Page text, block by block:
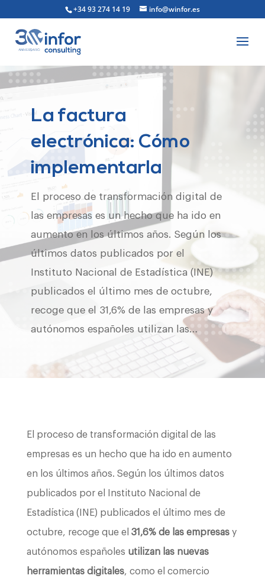
+34 93 274 14 19 info@winfor.es
La factura
electrónica: Cómo
implementarla
El proceso de transformación digital de
las empresas es un hecho que ha ido en
aumento en los últimos años. Según los
últimos datos publicados por el
Instituto Nacional de Estadística (INE)
publicados el último mes de octubre,
recoge que el 31,6% de las empresas y
autónomos españoles utilizan las…
El proceso de transformación digital de las
empresas es un hecho que ha ido en aumento
en los últimos años. Según los últimos datos
publicados por el Instituto Nacional de
Estadística (INE) publicados el último mes de
octubre, recoge que el 31,6% de las empresasy
autónomos españoles utilizan las nuevas
herramientas digitales, como el comercio